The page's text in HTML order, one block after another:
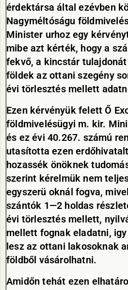
érdektársa által ezévben
Nagyméltóságu
Minister urhoz egy
mibe azt kérték, hogy a
fekvő, a kincstár
földek az ottani szegény
évi törlesztés mellett
Ezen kérvényük felett Ő
földmivelésügyi m. kir.
és ez évi 40.267. számú
utasította ezen
hozassék önöknek
szerint kérelmük nem
egyszerü oknál fogva,
szántók 1—2 holdas
évi törlesztés mellett,
mellett fognak eladatni,
lesz az ottani lakosoknak
földből vásárolhatni.
Amidőntehát ezen